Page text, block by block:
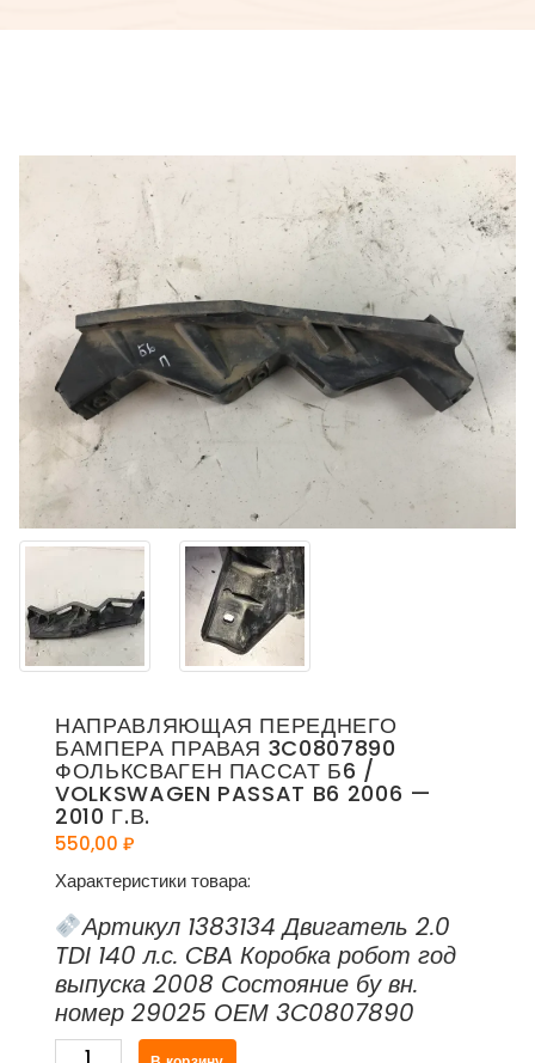
НАПРАВЛЯЮЩАЯ ПЕРЕДНЕГО
БАМПЕРА ПРАВАЯ 3C0807890
ФОЛЬКСВАГЕН ПАССАТ Б6 /
VOLKSWAGEN PASSAT B6 2006 —
2010 Г.В.
550,00 ₽
Характеристики товара:
Артикул 1383134 Двигатель 2.0
TDI 140 л.с. CBA Коробка робот год
выпуска 2008 Состояние бу вн.
номер 29025 ОЕМ 3C0807890
Количество